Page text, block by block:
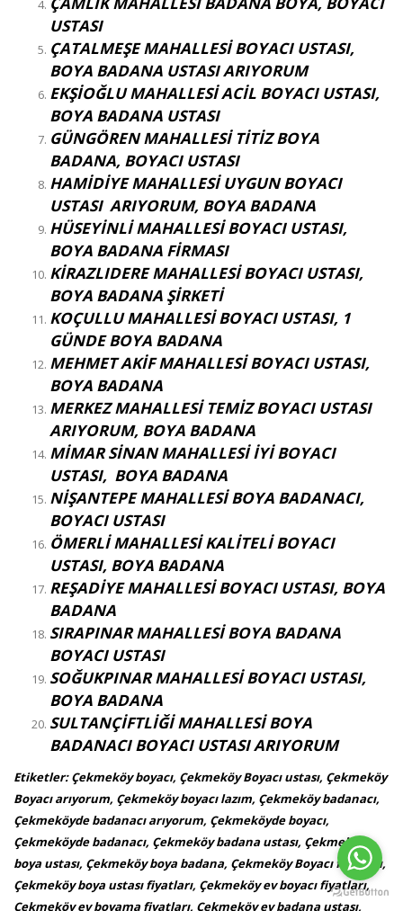
USTASI
ÇATALMEŞE MAHALLESİ BOYACI USTASI,
BOYA BADANA USTASI ARIYORUM
EKŞİOĞLU MAHALLESİ ACİL BOYACI USTASI,
BOYA BADANA USTASI
GÜNGÖREN MAHALLESİ TİTİZ BOYA
BADANA, BOYACI USTASI
HAMİDİYE MAHALLESİ UYGUN BOYACI
USTASI ARIYORUM, BOYA BADANA
HÜSEYİNLİ MAHALLESİ BOYACI USTASI,
BOYA BADANA FİRMASI
KİRAZLIDERE MAHALLESİ BOYACI USTASI,
BOYA BADANA ŞİRKETİ
KOÇULLU MAHALLESİ BOYACI USTASI, 1
GÜNDE BOYA BADANA
MEHMET AKİF MAHALLESİ BOYACI USTASI,
BOYA BADANA
MERKEZ MAHALLESİ TEMİZ BOYACI USTASI
ARIYORUM, BOYA BADANA
MİMAR SİNAN MAHALLESİ İYİ BOYACI
USTASI, BOYA BADANA
NİŞANTEPE MAHALLESİ BOYA BADANACI,
BOYACI USTASI
ÖMERLİ MAHALLESİ KALİTELİ BOYACI
USTASI, BOYA BADANA
REŞADİYE MAHALLESİ BOYACI USTASI, BOYA
BADANA
SIRAPINAR MAHALLESİ BOYA BADANA
BOYACI USTASI
SOĞUKPINAR MAHALLESİ BOYACI USTASI,
BOYA BADANA
SULTANÇİFTLİĞİ MAHALLESİ BOYA
BADANACI BOYACI USTASI ARIYORUM
Etiketler: Çekmeköy boyacı, Çekmeköy Boyacı ustası, Çekmeköy
Boyacı arıyorum, Çekmeköy boyacı lazım, Çekmeköy badanacı,
Çekmeköyde badanacı arıyorum, Çekmeköyde boyacı,
Çekmeköyde badanacı, Çekmeköy badana ustası, Çekmeköy
boya ustası, Çekmeköy boya badana, Çekmeköy Boyacı fiyatları,
Çekmeköy boya ustası fiyatları, Çekmeköy ev boyacı fiyatları,
Çekmeköy ev boyama fiyatları, Çekmeköy ev badana ustası,